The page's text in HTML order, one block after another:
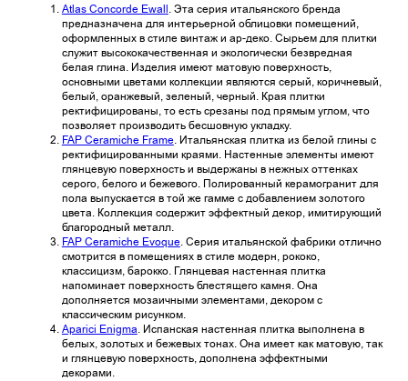
Atlas Concorde Ewall. Эта серия итальянского бренда
предназначена для интерьерной облицовки помещений,
оформленных в стиле винтаж и ар-деко. Сырьем для плитки
служит высококачественная и экологически безвредная
белая глина. Изделия имеют матовую поверхность,
основными цветами коллекции являются серый, коричневый,
белый, оранжевый, зеленый, черный. Края плитки
ректифицированы, то есть срезаны под прямым углом, что
позволяет производить бесшовную укладку.
FAP Ceramiche Frame. Итальянская плитка из белой глины с
ректифицированными краями. Настенные элементы имеют
глянцевую поверхность и выдержаны в нежных оттенках
серого, белого и бежевого. Полированный керамогранит для
пола выпускается в той же гамме с добавлением золотого
цвета. Коллекция содержит эффектный декор, имитирующий
благородный металл.
FAP Ceramiche Evoque. Серия итальянской фабрики отлично
смотрится в помещениях в стиле модерн, рококо,
классицизм, барокко. Глянцевая настенная плитка
напоминает поверхность блестящего камня. Она
дополняется мозаичными элементами, декором с
классическим рисунком.
Aparici Enigma. Испанская настенная плитка выполнена в
белых, золотых и бежевых тонах. Она имеет как матовую, так
и глянцевую поверхность, дополнена эффектными
декорами.